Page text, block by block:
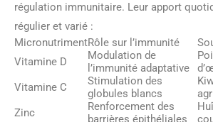
régulation immunitaire. Leur apport
régulier et varié :
MicronutrimentRôle sur l’immunité
Vitamine D
Modulation de
l’immunité adaptative
Vitamine C
Stimulation des
globules blancs
Zinc
Renforcement des
barrières épithéliales